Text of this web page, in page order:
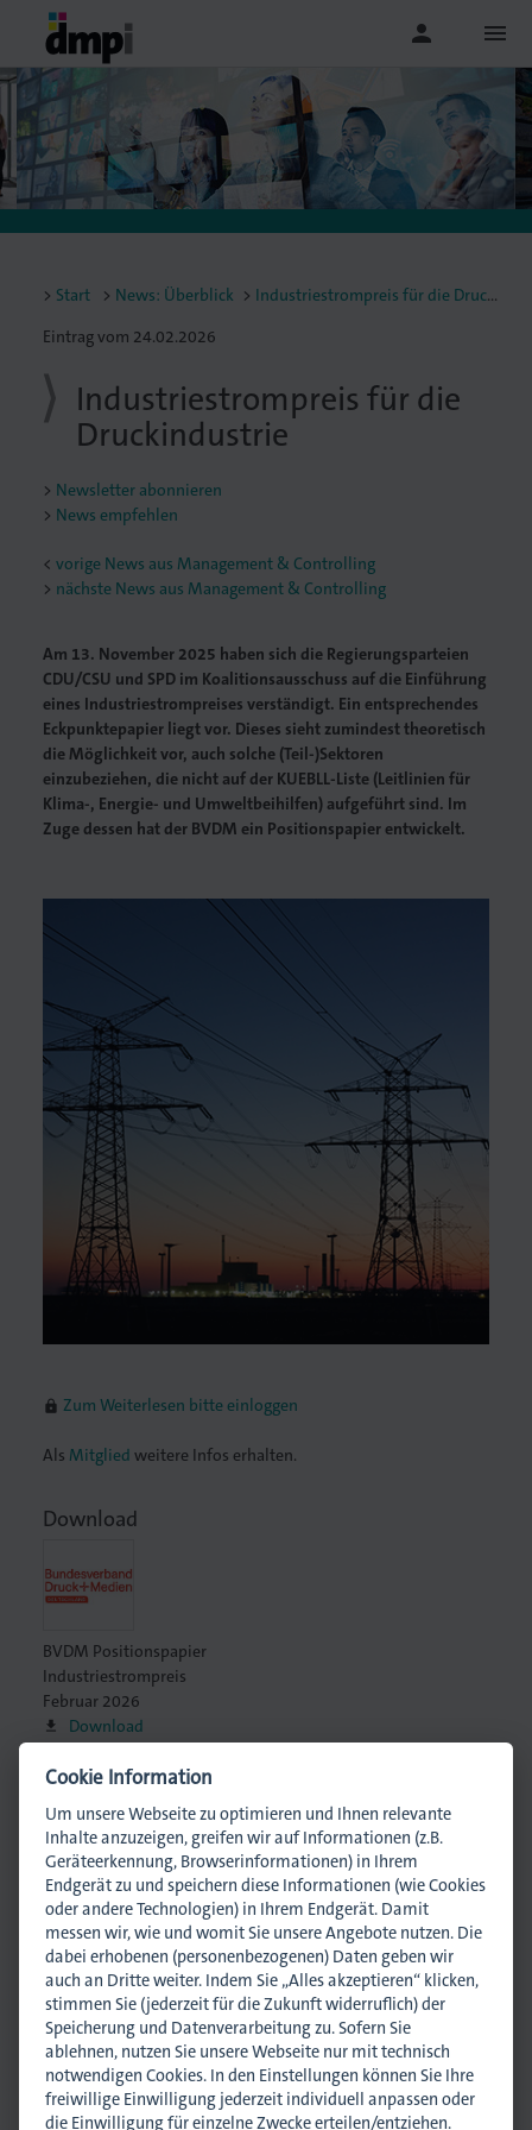
person menu
Gedruckt.
Start News: Überblick
Industriestrompreis für die Druckindustrie
Eintrag vom 24.02.2026
Industriestrompreis für die
Druckindustrie
Newsletter abonnieren
News empfehlen
<vorige News aus Management & Controlling
nächste News aus Management & Controlling
Am 13. November 2025 haben sich die Regierungsparteien
CDU/CSU und SPD im Koalitionsausschuss auf die Einführung
eines Industriestrompreises verständigt. Ein entsprechendes
Eckpunktepapier liegt vor. Dieses sieht zumindest theoretisch
die Möglichkeit vor, auch solche (Teil-)Sektoren
einzubeziehen, die nicht auf der KUEBLL-Liste (Leitlinien für
Klima-, Energie- und Umweltbeihilfen) aufgeführt sind. Im
Zuge dessen hat der BVDM ein Positionspapier entwickelt.
lock Zum Weiterlesen bitte einloggen
Als Mitglied weitere Infos erhalten.
Download
BVDM Positionspapier
Industriestrompreis
Februar 2026
Download
Ansprechpartner
Gerald Walther
Betriebswirtschaftlicher Berater
Verband Druck + Medien Beratung
g.walther@vdm-beratung.de
0170 5409302
Cookie Information
Um unsere Webseite zu optimieren und Ihnen relevante
Inhalte anzuzeigen, greifen wir auf Informationen (z.B.
Geräteerkennung, Browserinformationen) in Ihrem
Endgerät zu und speichern diese Informationen (wie Cookies
oder andere Technologien) in Ihrem Endgerät. Damit
messen wir, wie und womit Sie unsere Angebote nutzen. Die
dabei erhobenen (personenbezogenen) Daten geben wir
auch an Dritte weiter. Indem Sie „Alles akzeptieren“ klicken,
stimmen Sie (jederzeit für die Zukunft widerruflich) der
Speicherung und Datenverarbeitung zu. Sofern Sie
ablehnen, nutzen Sie unsere Webseite nur mit technisch
notwendigen Cookies. In den Einstellungen können Sie Ihre
freiwillige Einwilligung jederzeit individuell anpassen oder
die Einwilligung für einzelne Zwecke erteilen/entziehen.